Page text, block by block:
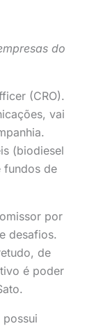
do
(CRO).
vai
(biodiesel
fundos de
por
desafios.
de
é poder